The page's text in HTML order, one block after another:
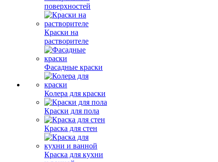
поверхностей
Краски на
растворителе
Фасадные краски
Колера для краски
Краски для пола
Краска для стен
Краска для кухни